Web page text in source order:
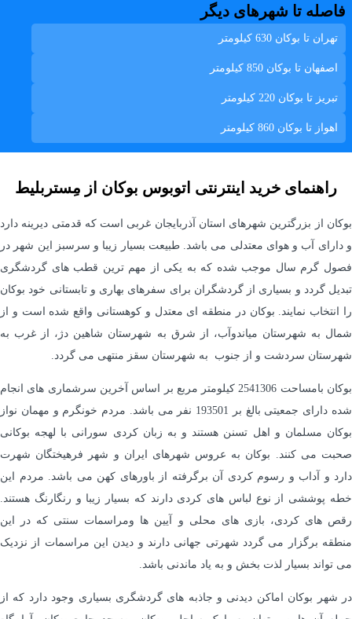
فاصله تا شهرهای دیگر
تهران تا بوکان 630 کیلومتر
اصفهان تا بوکان 850 کیلومتر
تبريز تا بوکان 220 کیلومتر
اهواز تا بوکان 860 کیلومتر
راهنمای خرید اینترنتی اتوبوس بوکان از مِستربلیط
بوکان از بزرگترین شهرهای استان آذربایجان غربی است که قدمتی دیرینه دارد
و دارای آب و هوای معتدلی می باشد. طبیعت بسیار زیبا و سرسبز این شهر در
فصول گرم سال موجب شده که به یکی از مهم ترین قطب های گردشگری
تبدیل گردد و بسیاری از گردشگران برای سفرهای بهاری و تابستانی خود بوکان
را انتخاب نمایند. بوکان در منطقه ای معتدل و کوهستانی واقع شده است و از
شمال به شهرستان میاندوآب، از شرق به شهرستان شاهین دژ، از غرب به
شهرستان سردشت و از جنوب به شهرستان سقز منتهی می گردد.
بوکان بامساحت 2541306 کیلومتر مربع بر اساس آخرین سرشماری های انجام
شده دارای جمعیتی بالغ بر 193501 نفر می باشد. مردم خونگرم و مهمان نواز
بوکان مسلمان و اهل تسنن هستند و به زبان کردی سورانی با لهجه بوکانی
صحبت می کنند. بوکان به عروس شهرهای ایران و شهر فرهیختگان شهرت
دارد و آداب و رسوم کردی آن برگرفته از باورهای کهن می باشد. مردم این
خطه پوششی از نوع لباس های کردی دارند که بسیار زیبا و رنگارنگ هستند.
رقص های کردی، بازی های محلی و آیین ها ومراسمات سنتی که در این
منطقه برگزار می گردد شهرتی جهانی دارند و دیدن این مراسمات از نزدیک
می تواند بسیار لذت بخش و به یاد ماندنی باشد.
در شهر بوکان اماکن دیدنی و جاذبه های گردشگری بسیاری وجود دارد که از